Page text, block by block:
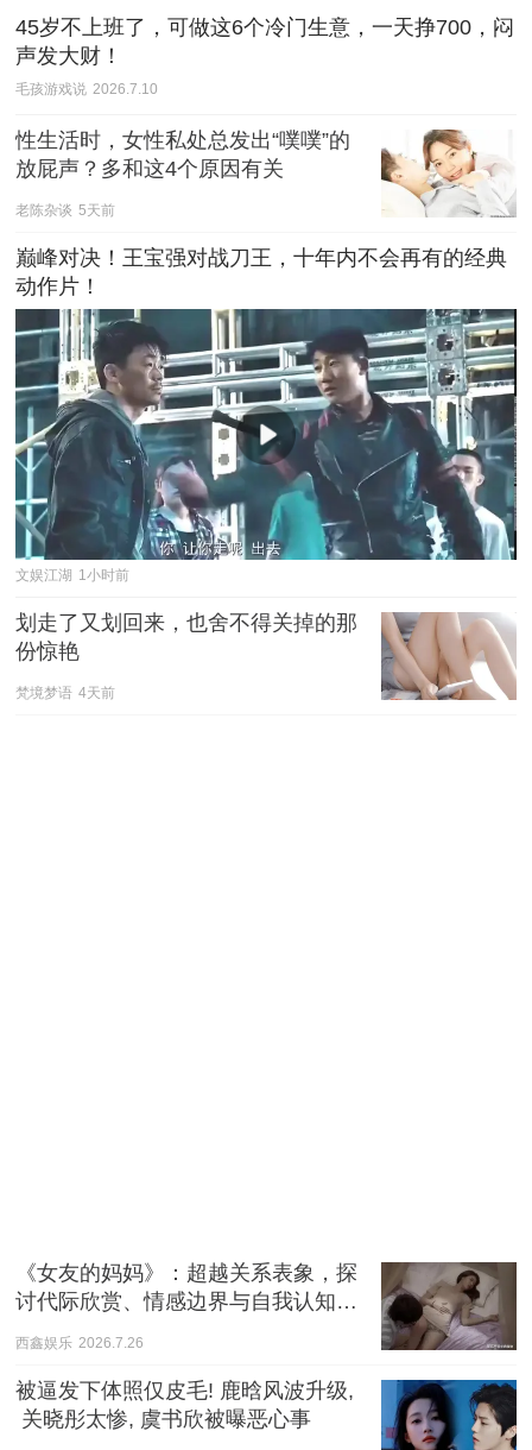
45岁不上班了，可做这6个冷门生意，一天挣700，闷
声发大财！
毛孩游戏说 2026.7.10
性生活时，女性私处总发出“噗噗”的
放屁声？多和这4个原因有关
老陈杂谈 5天前
巅峰对决！王宝强对战刀王，十年内不会再有的经典
动作片！
文娱江湖 1小时前
划走了又划回来，也舍不得关掉的那
份惊艳
梵境梦语 4天前
《女友的妈妈》：超越关系表象，探
讨代际欣赏、情感边界与自我认知的
西鑫娱乐 2026.7.26
被逼发下体照仅皮毛! 鹿晗风波升级,
关晓彤太惨, 虞书欣被曝恶心事